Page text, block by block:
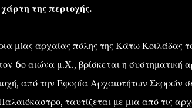
της περιοχής.
μίας αρχαίας πόλης της Κάτω Κοιλάδας
6ο αιώνα μ.Χ., βρίσκεται η συστηματική
από την Εφορία Αρχαιοτήτων Σερρών
ταυτίζεται με μια από τις